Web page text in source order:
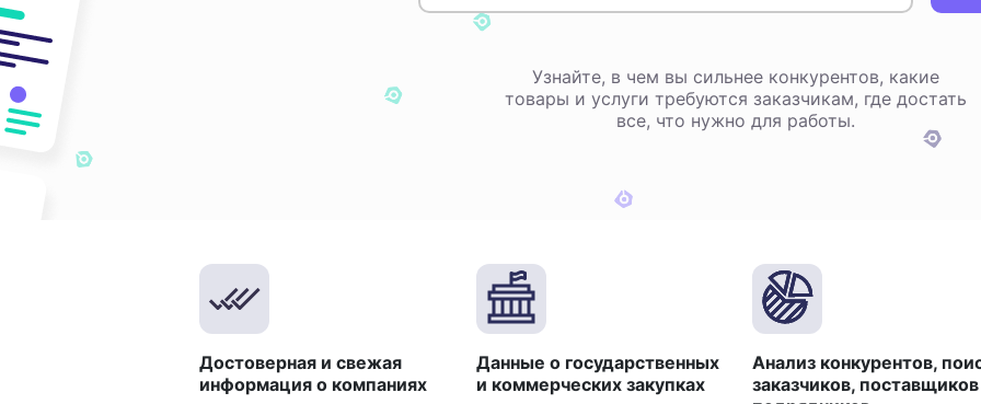
Узнайте, в чем вы сильнее конкурентов, какие
товары и услуги требуются заказчикам, где достать
все, что нужно для работы.
Достоверная и свежая
информация о компаниях
Данные о государственных
и коммерческих закупках
Анализ конкурентов,
заказчиков,